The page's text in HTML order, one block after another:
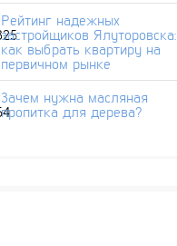
Рейтинг надежных
застройщиков Ялуторовска:
как выбрать квартиру на
первичном рынке
Зачем нужна масляная
пропитка для дерева?